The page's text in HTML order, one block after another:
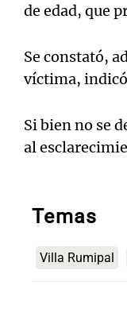
de edad, que
Se constató,
víctima,
Si bien no se
al
Temas
Villa Rumipal